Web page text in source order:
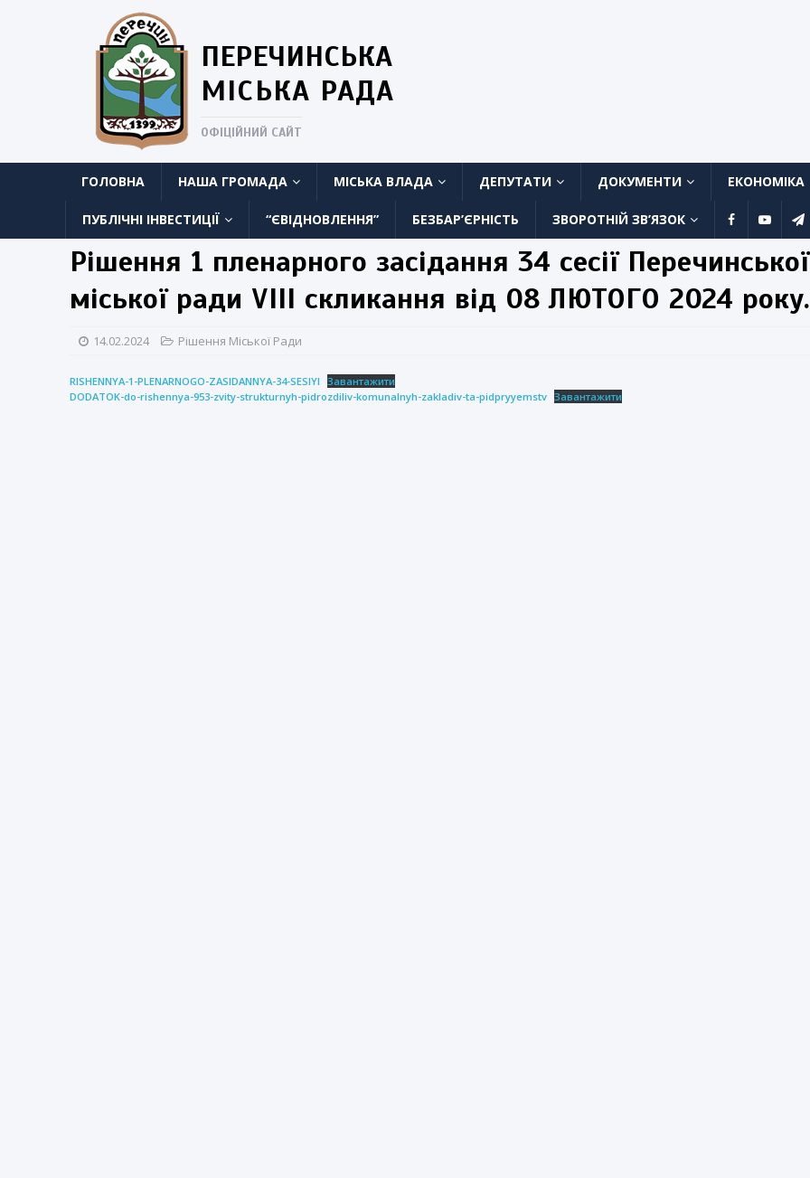
ПЕРЕЧИНСЬКА
МІСЬКА РАДА
ОФІЦІЙНИЙ САЙТ
ГОЛОВНА НАША ГРОМАДА МІСЬКА ВЛАДА ДЕПУТАТИ ДОКУМЕНТИ ЕКОНОМІКА
ПУБЛІЧНІ ІНВЕСТИЦІЇ “ЄВІДНОВЛЕННЯ” БЕЗБАР’ЄРНІСТЬ ЗВОРОТНІЙ ЗВ’ЯЗОК
Рішення 1 пленарного засідання 34 сесії Перечинської
міської ради VIII скликання від 08 ЛЮТОГО 2024 року.
14.02.2024 Рішення Міської Ради
RISHENNYA-1-PLENARNOGO-ZASIDANNYA-34-SESIYI
Завантажити
DODATOK-do-rishennya-953-zvity-strukturnyh-pidrozdiliv-komunalnyh-zakladiv-ta-pidpryyemstv Завантажити